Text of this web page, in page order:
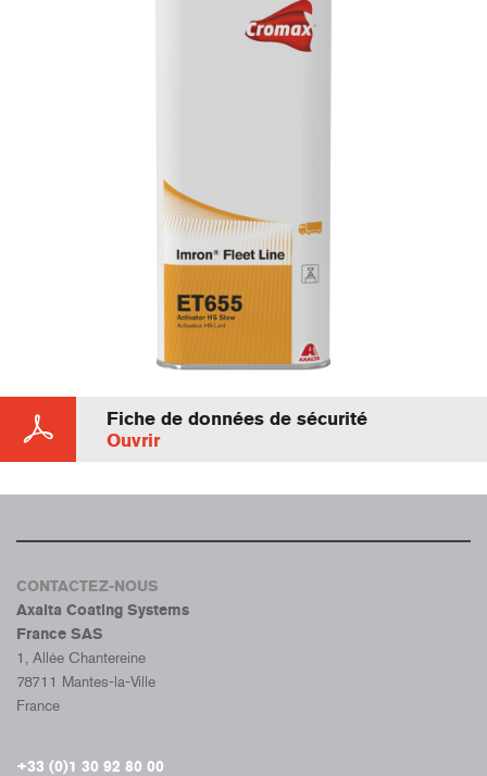
Fiche de données de sécurité
Ouvrir
CONTACTEZ-NOUS
Axalta Coating Systems
France SAS
1, Allée Chantereine
78711 Mantes-la-Ville
France
+33 (0)1 30 92 80 00